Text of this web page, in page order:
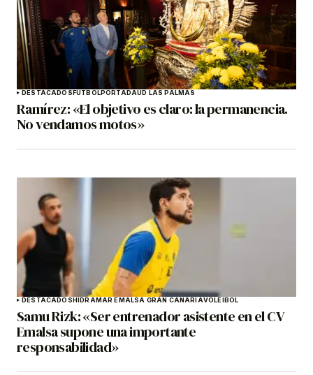
DESTACADOSFÚTBOLPORTADAUD LAS PALMAS
Ramírez: «El objetivo es claro: la permanencia.
No vendamos motos»
DESTACADOSHIDRAMAR EMALSA GRAN CANARIAVOLEIBOL
Samu Rizk: «Ser entrenador asistente en el CV
Emalsa supone una importante
responsabilidad»